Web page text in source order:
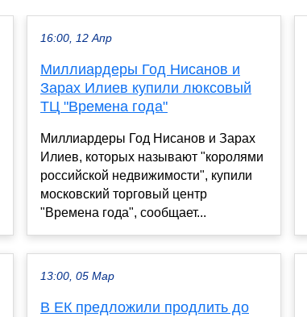
16:00, 12 Апр
Миллиардеры Год Нисанов и
Зарах Илиев купили люксовый
ТЦ "Времена года"
Миллиардеры Год Нисанов и Зарах
Илиев, которых называют "королями
российской недвижимости", купили
московский торговый центр
"Времена года", сообщает...
13:00, 05 Мар
В ЕК предложили продлить до